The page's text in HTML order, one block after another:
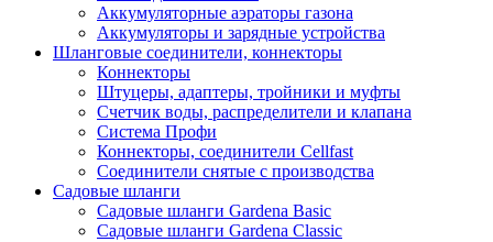
Аккумуляторные аэраторы газона
Аккумуляторы и зарядные устройства
Шланговые соединители, коннекторы
Коннекторы
Штуцеры, адаптеры, тройники и муфты
Счетчик воды, распределители и клапана
Система Профи
Коннекторы, соединители Cellfast
Соединители снятые с производства
Садовые шланги
Садовые шланги Gardena Basic
Садовые шланги Gardena Classic